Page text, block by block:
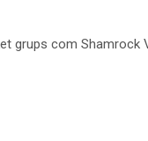
com Shamrock